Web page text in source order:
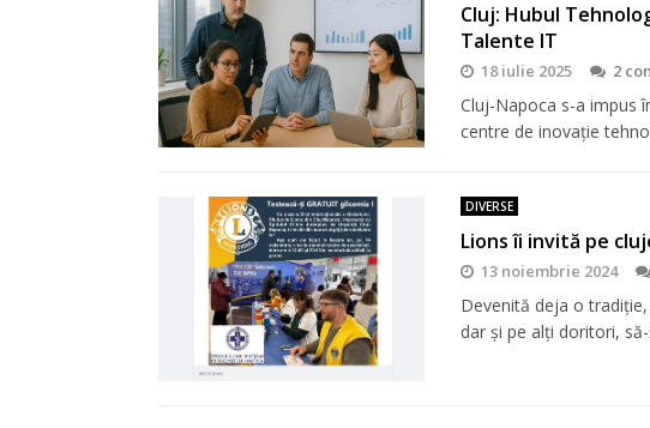
Cluj: Hubul
Talente IT
18 iulie 2025 2
Cluj-Napoca s-a impus
centre de inovație
DIVERSE
Lions îi invită pe
13 noiembrie 2024
Devenită deja o
dar şi pe alţi doritori,